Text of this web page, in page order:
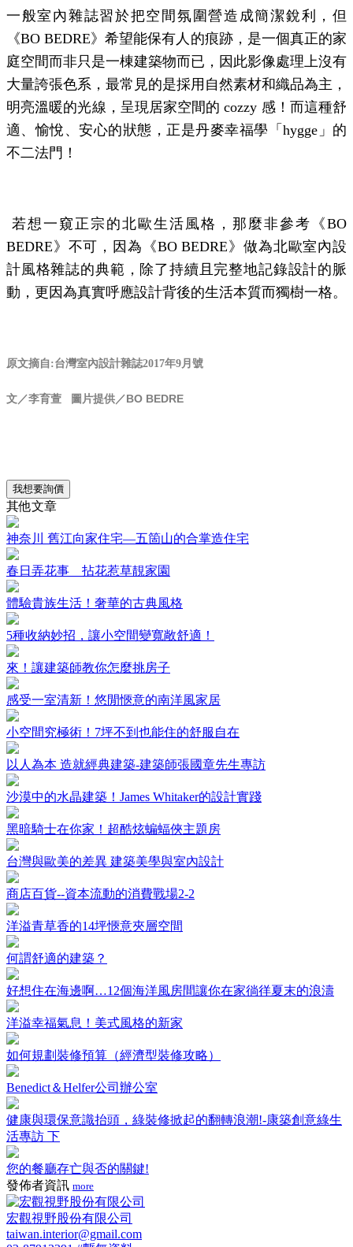
一般室內雜誌習於把空間氛圍營造成簡潔銳利，但
《BO BEDRE》希望能保有人的痕跡，是一個真正的家
庭空間而非只是一棟建築物而已，因此影像處理上沒有
大量誇張色系，最常見的是採用自然素材和織品為主，
明亮溫暖的光線，呈現居家空間的 cozzy 感！而這種舒
適、愉悅、安心的狀態，正是丹麥幸福學「hygge 」的
不二法門！
若想一窺正宗的北歐生活風格，那麼非參考《BO
BEDRE 》不可，因為《BO BEDRE 》做為北歐室內設
計風格雜誌的典範，除了持續且完整地記錄設計的脈
動，更因為真實呼應設計背後的生活本質而獨樹一格。
原文摘自:台灣室內設計雜誌2017年9月號
文／李育萱 圖片提供／BO BEDRE
我想要詢價
其他文章
神奈川 舊江向家住宅—五箇山的合掌造住宅
春日弄花事 拈花惹草靚家園
體驗貴族生活！奢華的古典風格
5種收納妙招，讓小空間變寬敞舒適！
來！讓建築師教你怎麼挑房子
感受一室清新！悠閒愜意的南洋風家居
小空間究極術！7坪不到也能住的舒服自在
以人為本 造就經典建築-建築師張國章先生專訪
沙漠中的水晶建築！James Whitaker的設計實踐
黑暗騎士在你家！超酷炫蝙蝠俠主題房
台灣與歐美的差異 建築美學與室內設計
商店百貨--資本流動的消費戰場2-2
洋溢青草香的14坪愜意夾層空間
何謂舒適的建築？
好想住在海邊啊…12個海洋風房間讓你在家徜徉夏末的浪濤
洋溢幸福氣息！美式風格的新家
如何規劃裝修預算（經濟型裝修攻略）
Benedict＆Helfer公司辦公室
健康與環保意識抬頭，綠裝修掀起的翻轉浪潮!-康築創意綠生
活專訪 下
您的餐廳存亡與否的關鍵!
發佈者資訊 more
宏觀視野股份有限公司
taiwan.interior@gmail.com